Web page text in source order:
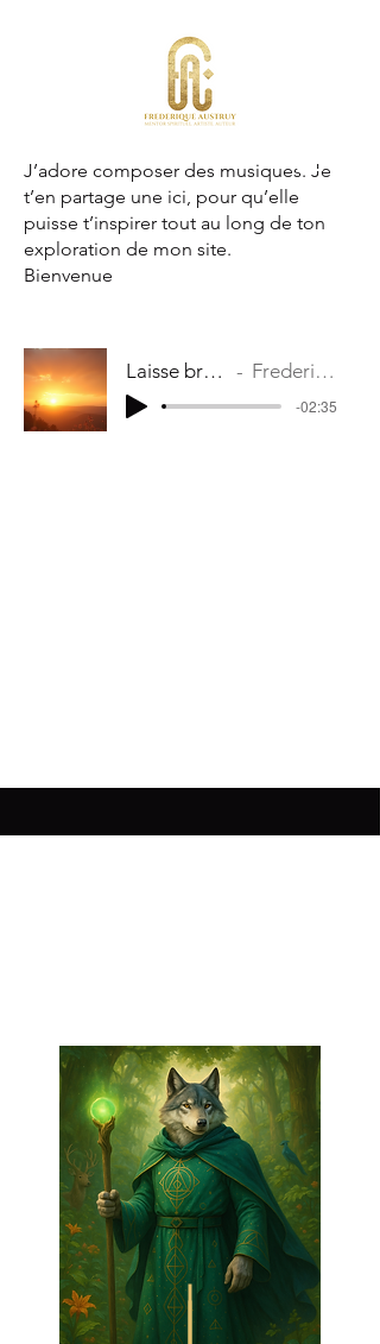
J’adore composer des musiques. Je
t’en partage une ici, pour qu’elle
puisse t’inspirer tout au long de ton
exploration de mon site.
Bienvenue
Laisse briller le soleil Frederique Austruy
-02:35